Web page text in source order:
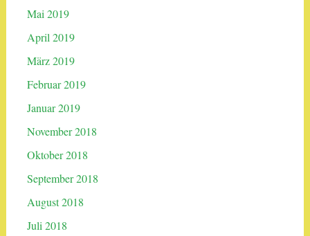
Mai 2019
April 2019
März 2019
Februar 2019
Januar 2019
November 2018
Oktober 2018
September 2018
August 2018
Juli 2018